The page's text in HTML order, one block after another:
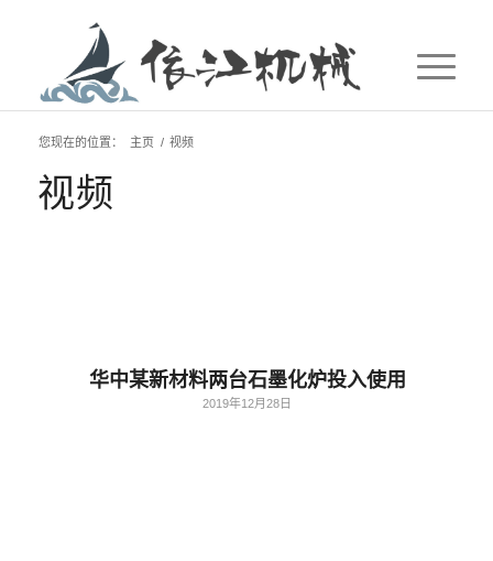
您现在的位置： 主页 / 视频
视频
华中某新材料两台石墨化炉投入使用
2019年12月28日